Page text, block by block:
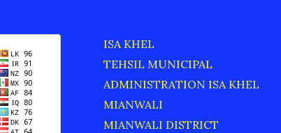
ISA KHEL
TEHSIL MUNICIPAL
ADMINISTRATION ISA KHEL
MIANWALI
MIANWALI DISTRICT